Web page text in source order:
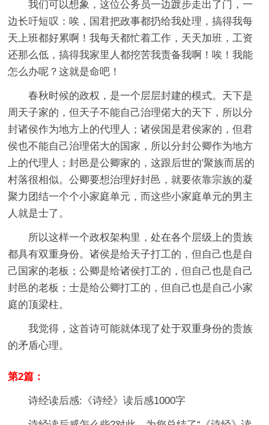
我们可以想象，这位公务员一边踱步走出了门，一
边长吁短叹：唉，国君把政事都扔给我处理，搞得我每
天上班都好累啊！我每天都忙着工作，天天加班，工资
还那么低，搞得我家里人都挖苦我责备我啊！唉！我能
怎么办呢？这就是命吧！
春秋时候的政权，是一个层层封建的模式。天下是
周天子家的，但天子不能自己治理偌大的天下，所以分
封诸侯作为地方上的代理人；诸侯国是君侯家的，但君
侯也不能自己治理偌大的国家，所以分封公卿作为地方
上的代理人；封邑是公卿家的，这跟后世的'聚族而居的
村落很相似。公卿要想治理好封邑，就要依靠宗族的凝
聚力团结一个个小家庭单元，而这些小家庭单元的男主
人就是士了。
所以这样一个政权架构里，处在各个层级上的贵族
都具有双重身份。诸侯是给天子打工的，但自己也是自
己国家的老板；公卿是给诸侯打工的，但自己也是自己
封邑的老板；士是给公卿打工的，但自己也是自己小家
庭的顶梁柱。
我觉得，这首诗可能就体现了处于双重身份的贵族
的矛盾心理。
第2篇：
诗经读后感:《诗经》读后感1000字